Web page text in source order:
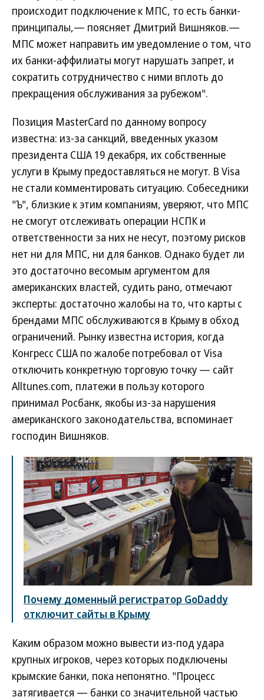
происходит подключение к МПС, то есть банки-
принципалы,— поясняет Дмитрий Вишняков.—
МПС может направить им уведомление о том, что
их банки-аффилиаты могут нарушать запрет, и
сократить сотрудничество с ними вплоть до
прекращения обслуживания за рубежом".
Позиция MasterCard по данному вопросу
известна: из-за санкций, введенных указом
президента США 19 декабря, их собственные
услуги в Крыму предоставляться не могут. В Visa
не стали комментировать ситуацию. Собеседники
"Ъ", близкие к этим компаниям, уверяют, что МПС
не смогут отслеживать операции НСПК и
ответственности за них не несут, поэтому рисков
нет ни для МПС, ни для банков. Однако будет ли
это достаточно весомым аргументом для
американских властей, судить рано, отмечают
эксперты: достаточно жалобы на то, что карты с
брендами МПС обслуживаются в Крыму в обход
ограничений. Рынку известна история, когда
Конгресс США по жалобе потребовал от Visa
отключить конкретную торговую точку — сайт
Alltunes.com, платежи в пользу которого
принимал Росбанк, якобы из-за нарушения
американского законодательства, вспоминает
господин Вишняков.
Почему доменный регистратор GoDaddy
отключит сайты в Крыму
Каким образом можно вывести из-под удара
крупных игроков, через которых подключены
крымские банки, пока непонятно. "Процесс
затягивается — банки со значительной частью